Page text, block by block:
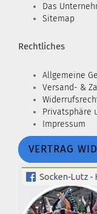
Das
Sitemap
Rechtliches
Allgemeine
Versand- &
Privatsphäre
Impressum
VERTRAG